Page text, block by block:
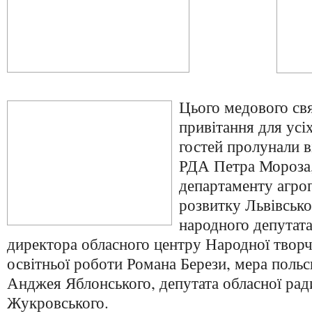
Цього медового
привітання для
гостей пролунали
РДА Петра
департаменту
розвитку
народного
директора обласного центру Народної
освітньої роботи Романа Берези, мера
Анджея Яблонського, депутата обласної
Жукровського.